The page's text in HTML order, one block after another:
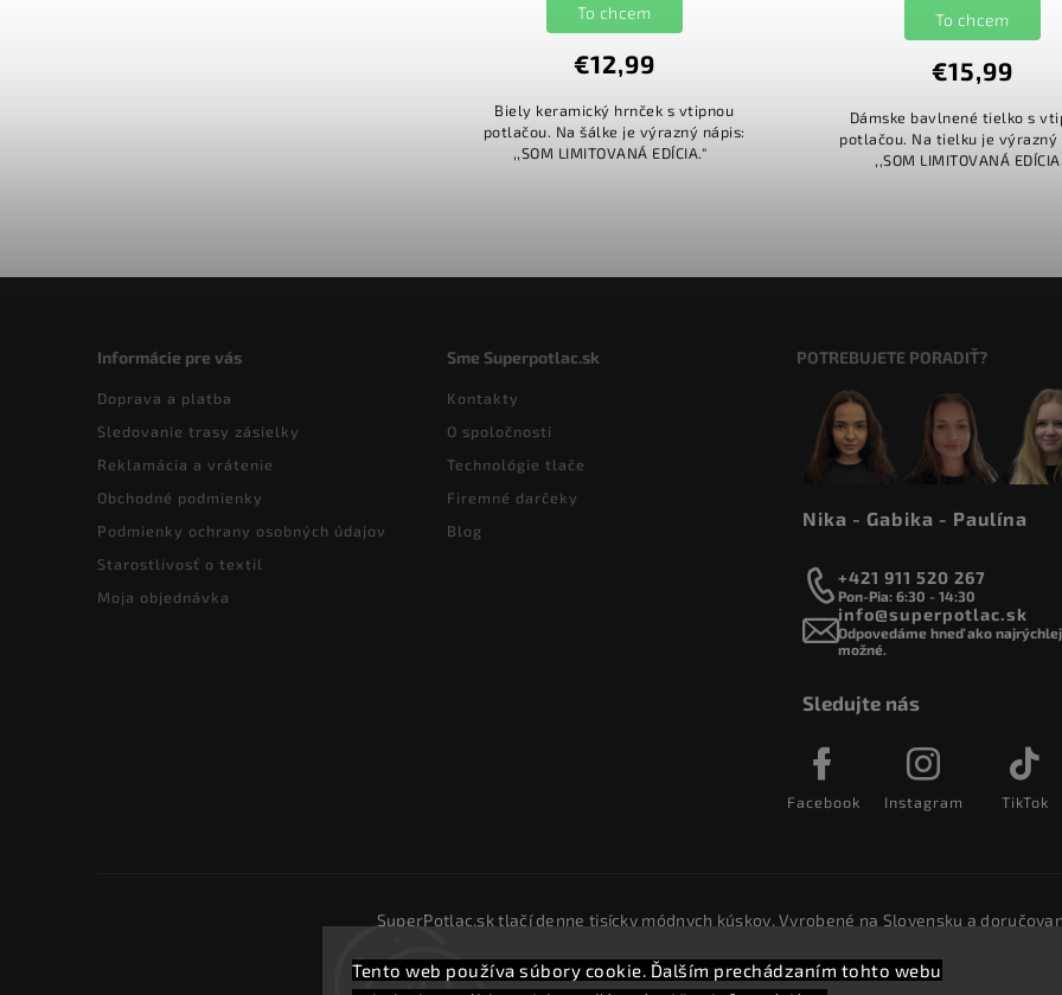
Tento web používa súbory cookie. Ďalším prechádzaním tohto webu
€12,99
To chcem
Biely keramický hrnček s vtipnou
potlačou. Na šálke je výrazný nápis:
,,SOM LIMITOVANÁ EDÍCIA."
€15,99
To chcem
Dámske bavlnené tielko s
potlačou. Na tielku je výrazný
,,SOM LIMITOVANÁ
Informácie pre vás
Doprava a platba
Sledovanie trasy zásielky
Reklamácia a vrátenie
Obchodné podmienky
Podmienky ochrany osobných údajov
Starostlivosť o textil
Moja objednávka
Sme Superpotlac.sk
Kontakty
O spoločnosti
Technológie tlače
Firemné darčeky
Blog
POTREBUJETE PORADIŤ?
Nika - Gabika - Paulína
+421 911 520 267
Pon-Pia: 6:30 - 14:30
info@superpotlac.sk
Odpovedáme hneď ako
možné.
Sledujte nás
Facebook Instagram TikTok
SuperPotlac.sk tlačí denne tisícky módnych kúskov. Vyrobené na Slovensku a
Copyright 2026SuperPotlač.sk. Všetky práva vyhradené.